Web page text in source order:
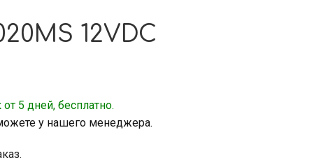
12VDC
5 дней, бесплатно.
у нашего менеджера.